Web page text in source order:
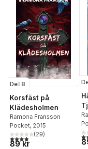
Del 8
Korsfäst på
Klädesholmen
Ramona Fransson
Pocket, 2015
3,9utav 5 stjärnor. Totalt
(29)
89 kr